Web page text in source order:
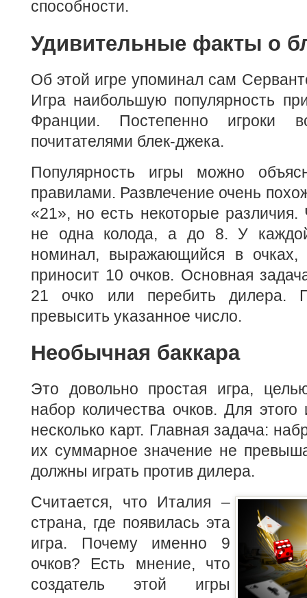
способности.
Удивительные факты о
Об этой игре упоминал сам
Игра наибольшую популярность
Франции. Постепенно игроки
почитателями блек-джека.
Популярность игры можно
правилами. Развлечение очень
«21», но есть некоторые различия.
не одна колода, а до 8. У
номинал, выражающийся в очках,
приносит 10 очков. Основная
21 очко или перебить дилера.
превысить указанное число.
Необычная баккара
Это довольно простая игра,
набор количества очков. Для этого
несколько карт. Главная задача:
их суммарное значение не
должны играть против дилера.
Считается, что Италия –
страна, где появилась эта
игра. Почему именно 9
очков? Есть мнение, что
создатель этой игры